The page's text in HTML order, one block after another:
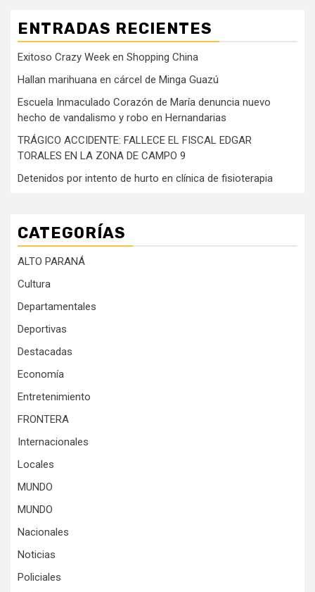
ENTRADAS RECIENTES
Exitoso Crazy Week en Shopping China
Hallan marihuana en cárcel de Minga Guazú
Escuela Inmaculado Corazón de María denuncia nuevo
hecho de vandalismo y robo en Hernandarias
TRÁGICO ACCIDENTE: FALLECE EL FISCAL EDGAR
TORALES EN LA ZONA DE CAMPO 9
Detenidos por intento de hurto en clínica de fisioterapia
CATEGORÍAS
ALTO PARANÁ
Cultura
Departamentales
Deportivas
Destacadas
Economía
Entretenimiento
FRONTERA
Internacionales
Locales
MUNDO
MUNDO
Nacionales
Noticias
Policiales